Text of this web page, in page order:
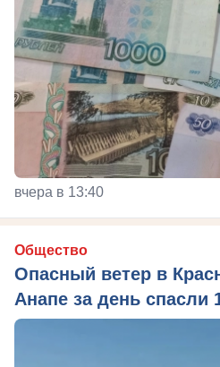
вчера в 13:40
Общество
Опасный ветер в
Анапе за день